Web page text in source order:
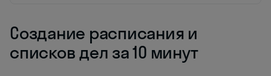
Создание расписания и
списков дел за 10 минут